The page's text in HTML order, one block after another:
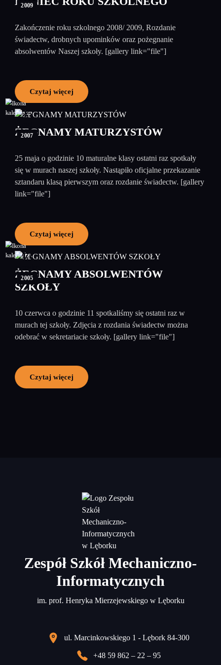
2009
Zakończenie roku szkolnego 2008/ 2009, Rozdanie
świadectw, drobnych upominków oraz pożegnanie
absolwentów Naszej szkoły. [gallery link="file"]
Czytaj więcej
25
2007
ŻEGNAMY MATURZYSTÓW
25 maja o godzinie 10 maturalne klasy ostatni raz spotkały
się w murach naszej szkoły. Nastąpiło oficjalne przekazanie
sztandaru klasą pierwszym oraz rozdanie świadectw. [gallery
link="file"]
Czytaj więcej
13
czerwiec
2005
ŻEGNAMY ABSOLWENTÓW
SZKOŁY
10 czerwca o godzinie 11 spotkaliśmy się ostatni raz w
murach tej szkoły. Zdjęcia z rozdania świadectw można
odebrać w sekretariacie szkoły. [gallery link="file"]
Czytaj więcej
Zespół Szkół Mechaniczno-
Informatycznych
im. prof. Henryka Mierzejewskiego w Lęborku
ul. Marcinkowskiego 1 - Lębork 84-300
+48 59 862 – 22 – 95